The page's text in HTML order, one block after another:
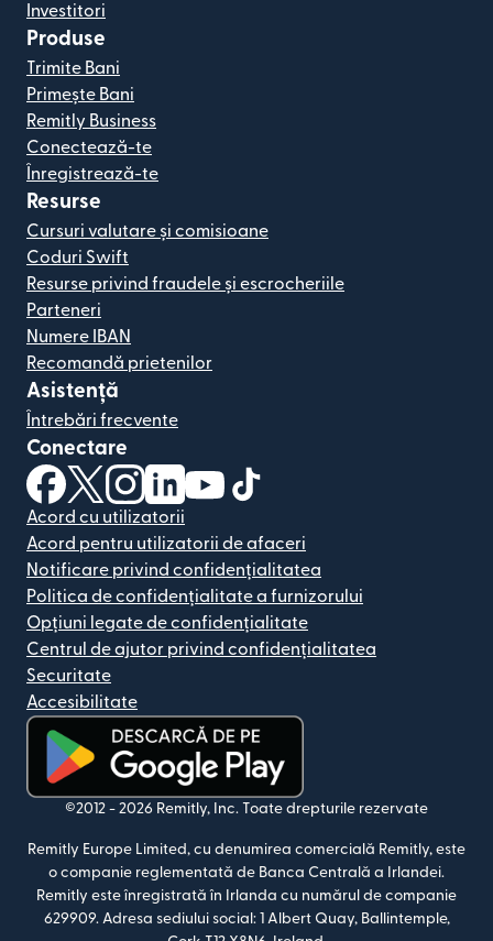
Investitori
Produse
Trimite Bani
Primește Bani
Remitly Business
Conectează-te
Înregistrează-te
Resurse
Cursuri valutare și comisioane
Coduri Swift
Resurse privind fraudele și escrocheriile
Parteneri
Numere IBAN
Recomandă prietenilor
Asistență
Întrebări frecvente
Conectare
(se deschide într-o fereastră nouă)
(se deschide într-o fereastră nouă)
(se deschide într-o fereastră nouă)
(se deschide într-o fereastră nouă)
(se deschide într-o fereastră
Acord cu utilizatorii
Acord pentru utilizatorii de afaceri
Notificare privind confidențialitatea
Politica de confidențialitate a furnizorului
Opțiuni legate de confidențialitate
Centrul de ajutor privind confidențialitatea
Securitate
Accesibilitate
(se deschide într-o fereastră nouă)
©2012 - 2026 Remitly, Inc. Toate drepturile rezervate
Remitly Europe Limited, cu denumirea comercială Remitly, este
o companie reglementată de Banca Centrală a Irlandei.
Remitly este înregistrată în Irlanda cu numărul de companie
629909. Adresa sediului social: 1 Albert Quay, Ballintemple,